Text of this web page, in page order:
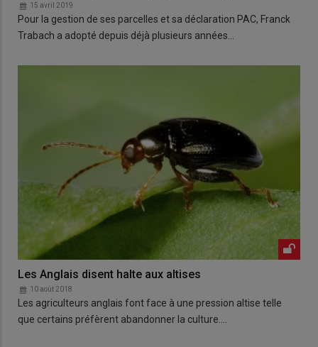
15 avril 2019
Pour la gestion de ses parcelles et sa déclaration PAC, Franck
Trabach a adopté depuis déjà plusieurs années…
Les Anglais disent halte aux altises
10 août 2018
Les agriculteurs anglais font face à une pression altise telle
que certains préfèrent abandonner la culture.…